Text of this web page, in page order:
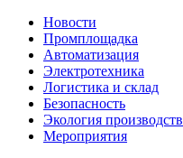
Новости
Промплощадка
Автоматизация
Электротехника
Логистика и склад
Безопасность
Экология производств
Мероприятия